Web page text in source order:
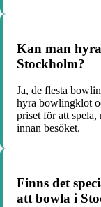
Kan man
Stockholm?
Ja, de flesta
hyra bowlingklot
priset för att spela,
innan besöket.
Finns det
att bowla i